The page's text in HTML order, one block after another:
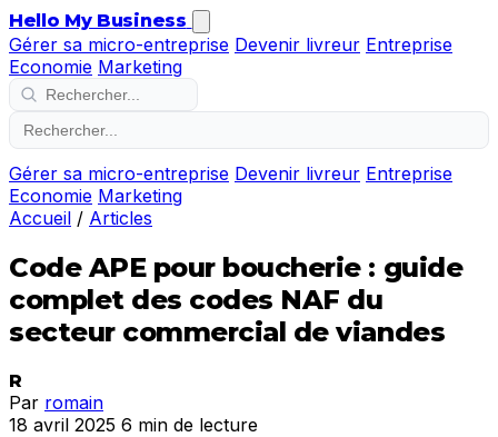
Hello My Business
Gérer sa micro-entreprise Devenir livreur Entreprise
Economie Marketing
Gérer sa micro-entreprise Devenir livreur Entreprise
Economie Marketing
Accueil / Articles
Code APE pour boucherie : guide
complet des codes NAF du
secteur commercial de viandes
R
Par romain
18 avril 2025 6 min de lecture